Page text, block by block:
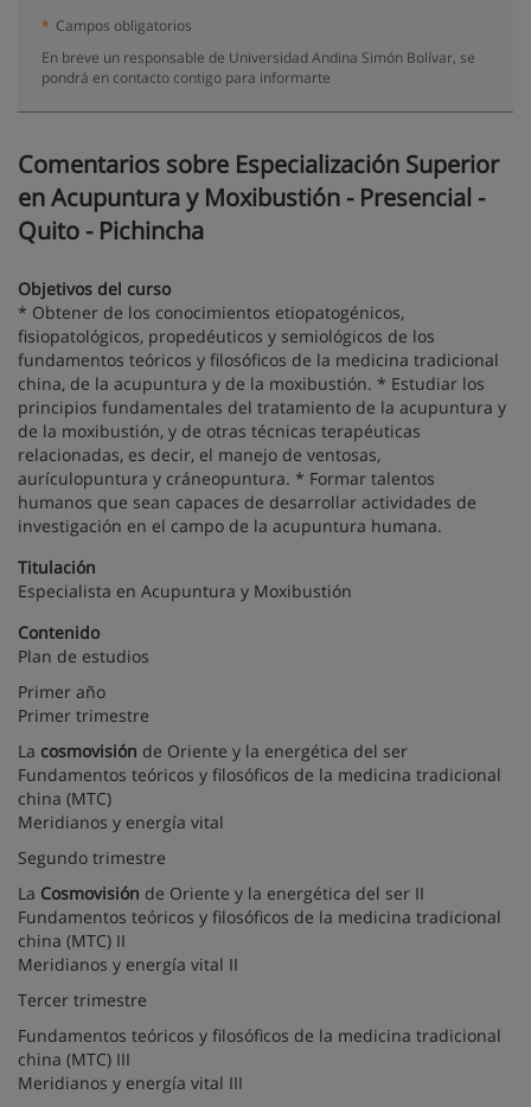
* Campos obligatorios
En breve un responsable de Universidad Andina Simón Bolívar, se
pondrá en contacto contigo para informarte
Comentarios sobre Especialización Superior
en Acupuntura y Moxibustión - Presencial -
Quito - Pichincha
Objetivos del curso
* Obtener de los conocimientos etiopatogénicos,
fisiopatológicos, propedéuticos y semiológicos de los
fundamentos teóricos y filosóficos de la medicina tradicional
china, de la acupuntura y de la moxibustión. * Estudiar los
principios fundamentales del tratamiento de la acupuntura y
de la moxibustión, y de otras técnicas terapéuticas
relacionadas, es decir, el manejo de ventosas,
aurículopuntura y cráneopuntura. * Formar talentos
humanos que sean capaces de desarrollar actividades de
investigación en el campo de la acupuntura humana.
Titulación
Especialista en Acupuntura y Moxibustión
Contenido
Plan de estudios
Primer año
Primer trimestre
La cosmovisión de Oriente y la energética del ser
Fundamentos teóricos y filosóficos de la medicina tradicional
china (MTC)
Meridianos y energía vital
Segundo trimestre
La Cosmovisión de Oriente y la energética del ser II
Fundamentos teóricos y filosóficos de la medicina tradicional
china (MTC) II
Meridianos y energía vital II
Tercer trimestre
Fundamentos teóricos y filosóficos de la medicina tradicional
china (MTC) III
Meridianos y energía vital III